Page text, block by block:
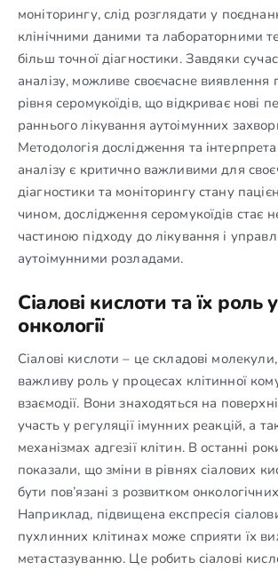
моніторингу, слід розглядати у
клінічними даними та лабораторними
більш точної діагностики. Завдяки
аналізу, можливе своєчасне виявлення
рівня серомукоїдів, що відкриває нові
раннього лікування аутоімунних
Методологія дослідження та
аналізу є критично важливими для
діагностики та моніторингу стану
чином, дослідження серомукоїдів стає
частиною підходу до лікування і
аутоімунними розладами.
Сіалові кислоти та їх роль
онкології
Сіалові кислоти – це складові молекули,
важливу роль у процесах клітинної
взаємодії. Вони знаходяться на
участь у регуляції імунних реакцій, а
механізмах адгезії клітин. В останні
показали, що зміни в рівнях сіалових
бути пов’язані з розвитком
Наприклад, підвищена експресія
пухлинних клітинах може сприяти їх
метастазуванню. Це робить сіалові